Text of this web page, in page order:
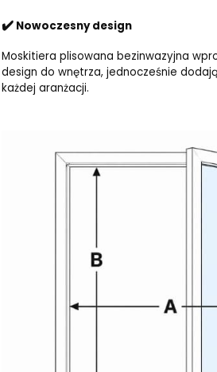
✔️ Nowoczesny design
Moskitiera plisowana bezinwazyjna
design do wnętrza, jednocześnie
każdej aranżacji.